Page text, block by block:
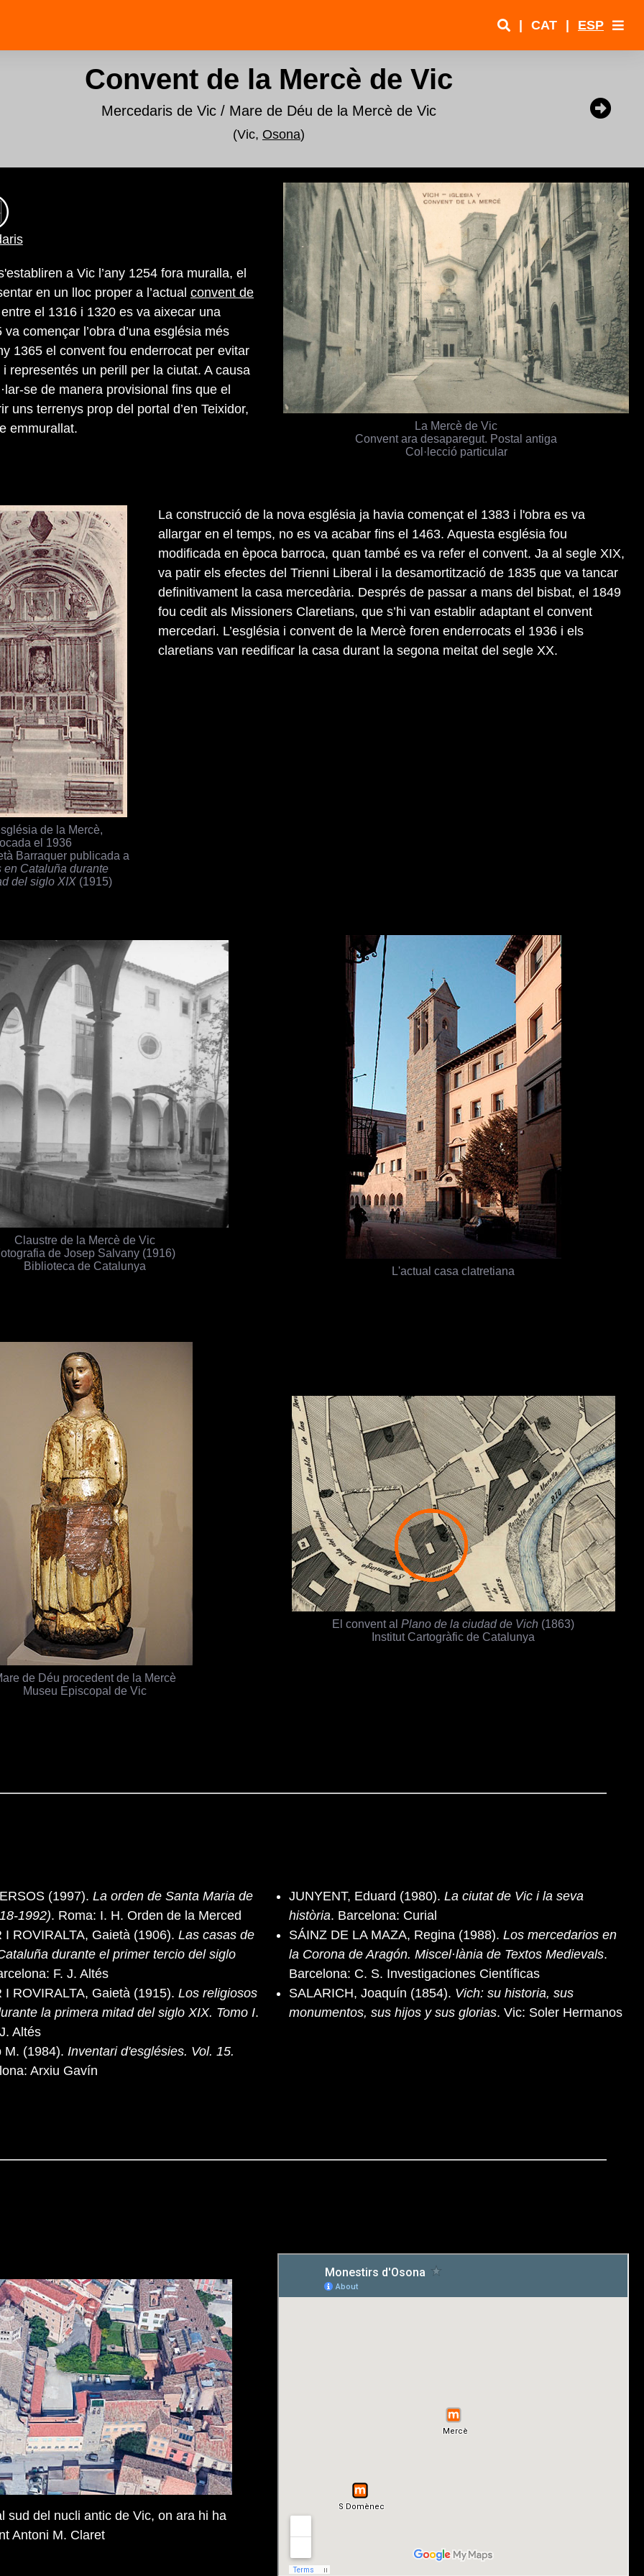
| CAT | ESP
Convent de la Mercè de Vic
Mercedaris de Vic / Mare de Déu de la Mercè de Vic
(Vic, Osona)
La Mercè de Vic
Convent ara desaparegut. Postal antiga
Col·lecció particular
a Vic l’any 1254 fora muralla, el
en un lloc proper a l’actual convent de
el 1316 i 1320 es va aixecar una
començar l’obra d’una església més
1365 el convent fou enderrocat per evitar
representés un perill per la ciutat. A causa
se de manera provisional fins que el
uns terrenys prop del portal d’en Teixidor,
emmurallat.
de la Mercè,
el 1936
Barraquer publicada a
en Cataluña durante
del siglo XIX(1915)
La construcció de la nova església ja havia començat el 1383 i l'obra es va
allargar en el temps, no es va acabar fins el 1463. Aquesta església fou
modificada en època barroca, quan també es va refer el convent. Ja al segle XIX,
va patir els efectes del Trienni Liberal i la desamortització de 1835 que va tancar
definitivament la casa mercedària. Després de passar a mans del bisbat, el 1849
fou cedit als Missioners Claretians, que s’hi van establir adaptant el convent
mercedari. L’església i convent de la Mercè foren enderrocats el 1936 i els
claretians van reedificar la casa durant la segona meitat del segle XX.
Claustre de la Mercè de Vic
de Josep Salvany (1916)
Biblioteca de Catalunya
L'actual casa clatretiana
de Déu procedent de la Mercè
Museu Episcopal de Vic
El convent al Plano de la ciudad de Vich (1863)
Institut Cartogràfic de Catalunya
(1997). La orden de Santa Maria de
1992). Roma: I. H. Orden de la Merced
I ROVIRALTA, Gaietà (1906). Las casas de
durante el primer tercio del siglo
F. J. Altés
I ROVIRALTA, Gaietà (1915). Los religiosos
la primera mitad del siglo XIX. Tomo I.
Altés
M. (1984). Inventari d'esglésies. Vol. 15.
Arxiu Gavín
JUNYENT, Eduard (1980). La ciutat de Vic i la seva
història. Barcelona: Curial
SÁINZ DE LA MAZA, Regina (1988). Los mercedarios en
la Corona de Aragón. Miscel·lània de Textos Medievals.
Barcelona: C. S. Investigaciones Científicas
SALARICH, Joaquín (1854). Vich: su historia, sus
monumentos, sus hijos y sus glorias. Vic: Soler Hermanos
sud del nucli antic de Vic, on ara hi ha
Antoni M. Claret